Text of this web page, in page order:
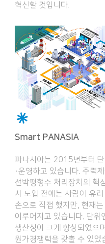
혁신할 것입니다.
Smart PANASIA
파나시아는 2015년부터
·운영하고 있습니다. 주력
선박평형수 처리장치의 핵
시 도입 전에는 사람이 유
손으로 직접 했지만, 현재
이루어지고 있습니다. 단위
생산성이 크게 향상되었으
원가경쟁력을 갖출 수 있었